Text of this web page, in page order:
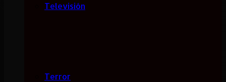
Televisión
Terror